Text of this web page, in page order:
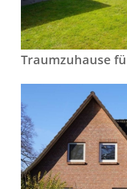
Traumzuhause